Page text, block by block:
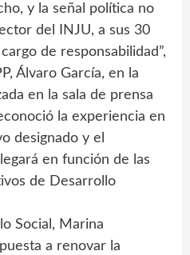
y la señal política no
del INJU, a sus 30
de responsabilidad”,
Álvaro García, en la
en la sala de prensa
la experiencia en
designado y el
en función de las
de Desarrollo
Social, Marina
a renovar la